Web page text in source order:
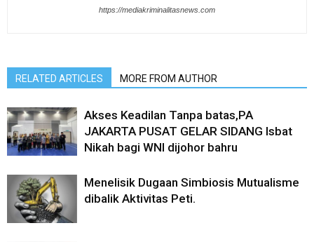
https://mediakriminalitasnews.com
RELATED ARTICLES MORE FROM AUTHOR
Akses Keadilan Tanpa batas,PA
JAKARTA PUSAT GELAR SIDANG Isbat
Nikah bagi WNI dijohor bahru
Menelisik Dugaan Simbiosis Mutualisme
dibalik Aktivitas Peti.